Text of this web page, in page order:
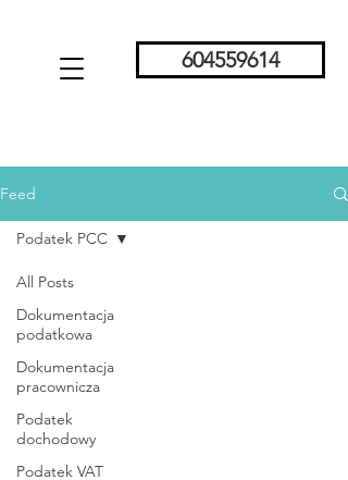
604559614
Feed
All Posts
Dokumentacja
podatkowa
Dokumentacja
pracownicza
Podatek
dochodowy
Podatek VAT
Podatek PCC